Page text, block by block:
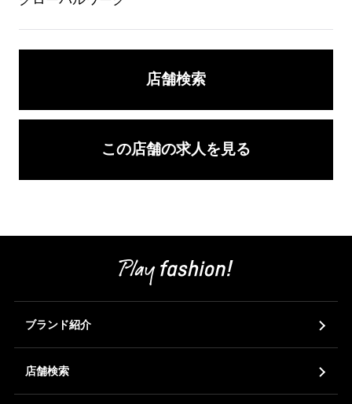
店舗検索
この店舗の求人を見る
ブランド紹介
店舗検索